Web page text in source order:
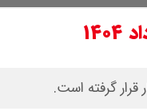
گرفته است.